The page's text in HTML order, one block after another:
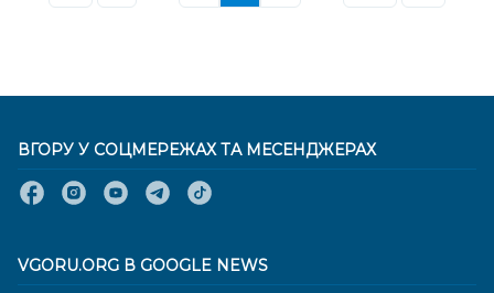
ВГОРУ У СОЦМЕРЕЖАХ ТА МЕСЕНДЖЕРАХ
VGORU.ORG В GOOGLE NEWS